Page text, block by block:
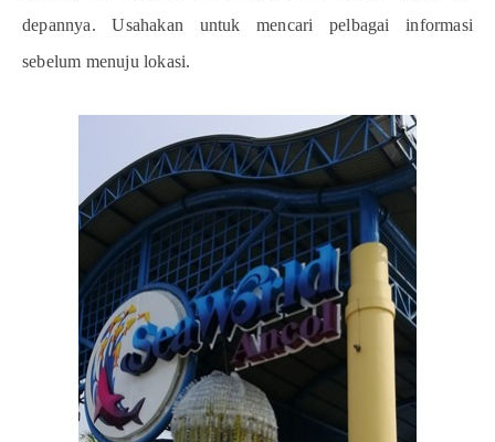
depannya. Usahakan untuk mencari pelbagai informasi
sebelum menuju lokasi.